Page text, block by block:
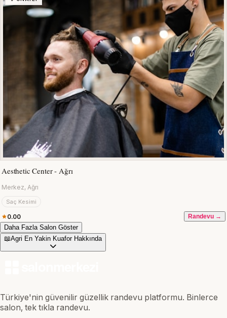
Aesthetic Center - Ağrı
Merkez, Ağrı
Saç Kesimi
0.00 Randevu →
Daha Fazla Salon Göster
📖Agri En Yakin Kuafor Hakkında
Türkiye'nin güvenilir güzellik randevu platformu. Binlerce
salon, tek tıkla randevu.